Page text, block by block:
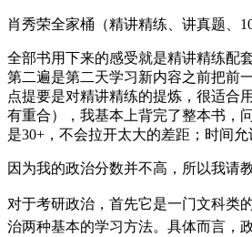
肖秀荣全家桶（精讲精练、讲真题、
全部书用下来的感受就是精讲精练配
第二遍是第二天学习新内容之前把前
点提要是对精讲精练的提炼，很适合
有重合），我基本上背完了整本书，
是30+，不会拉开太大的差距；时间
因为我的政治分数并不高，所以我请
对于考研政治，首先它是一门文科类
治两种基本的学习方法。具体而言，